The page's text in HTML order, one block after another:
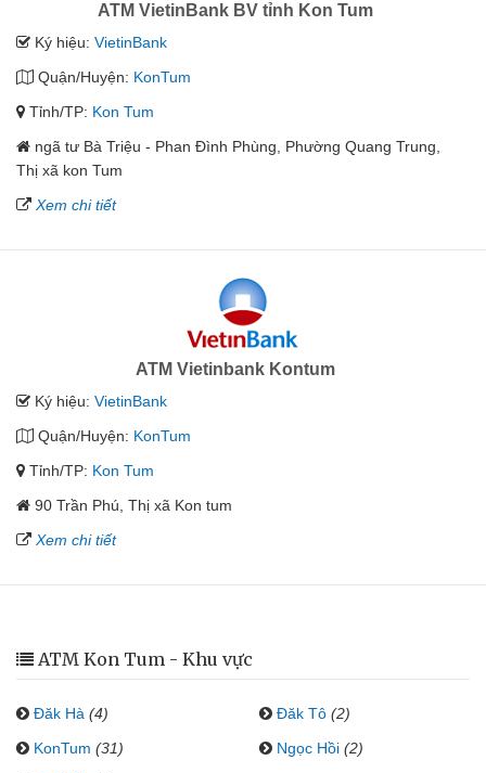
ATM VietinBank BV tỉnh Kon Tum
Ký hiệu: VietinBank
Quận/Huyện: KonTum
Tỉnh/TP: Kon Tum
ngã tư Bà Triệu - Phan Đình Phùng, Phường Quang Trung,
Thị xã kon Tum
Xem chi tiết
ATM Vietinbank Kontum
Ký hiệu: VietinBank
Quận/Huyện: KonTum
Tỉnh/TP: Kon Tum
90 Trần Phú, Thị xã Kon tum
Xem chi tiết
ATM Kon Tum - Khu vực
Đăk Hà (4) Đăk Tô (2)
KonTum (31) Ngọc Hồi (2)